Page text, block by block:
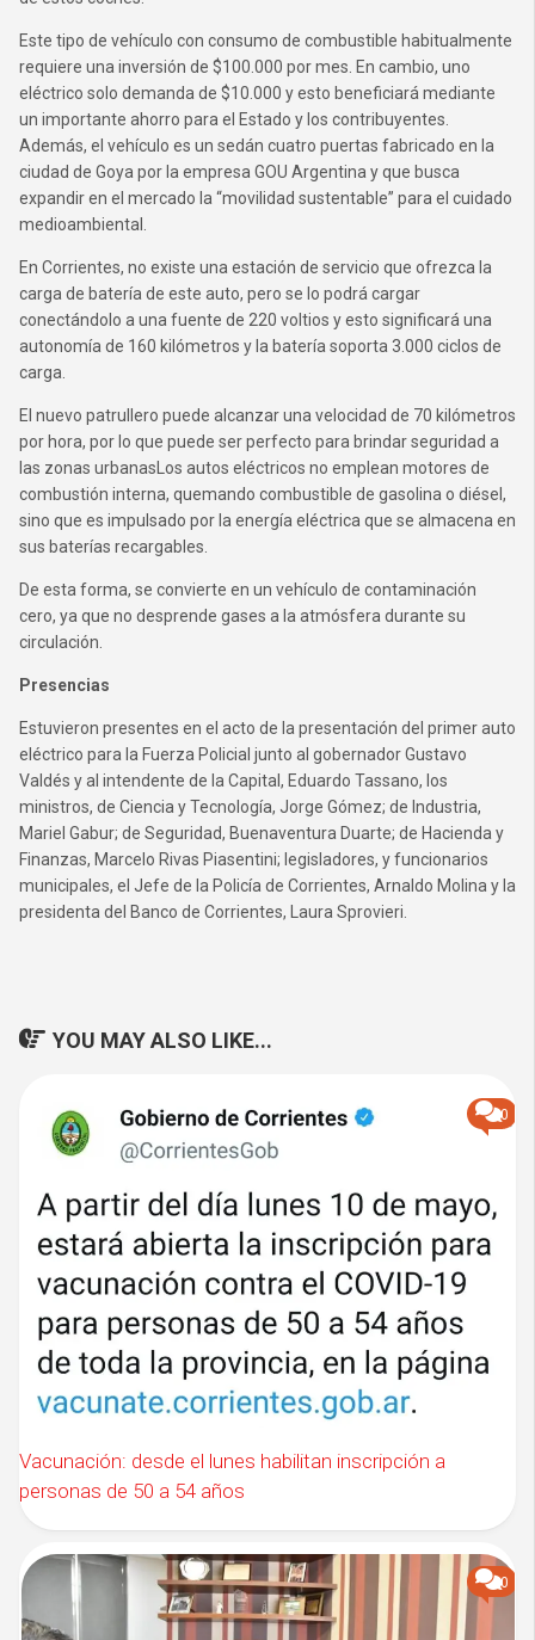
Este tipo de vehículo con consumo de combustible habitualmente
requiere una inversión de $100.000 por mes. En cambio, uno
eléctrico solo demanda de $10.000 y esto beneficiará mediante
un importante ahorro para el Estado y los contribuyentes.
Además, el vehículo es un sedán cuatro puertas fabricado en la
ciudad de Goya por la empresa GOU Argentina y que busca
expandir en el mercado la “movilidad sustentable” para el cuidado
medioambiental.
En Corrientes, no existe una estación de servicio que ofrezca la
carga de batería de este auto, pero se lo podrá cargar
conectándolo a una fuente de 220 voltios y esto significará una
autonomía de 160 kilómetros y la batería soporta 3.000 ciclos de
carga.
El nuevo patrullero puede alcanzar una velocidad de 70 kilómetros
por hora, por lo que puede ser perfecto para brindar seguridad a
las zonas urbanasLos autos eléctricos no emplean motores de
combustión interna, quemando combustible de gasolina o diésel,
sino que es impulsado por la energía eléctrica que se almacena en
sus baterías recargables.
De esta forma, se convierte en un vehículo de contaminación
cero, ya que no desprende gases a la atmósfera durante su
circulación.
Presencias
Estuvieron presentes en el acto de la presentación del primer auto
eléctrico para la Fuerza Policial junto al gobernador Gustavo
Valdés y al intendente de la Capital, Eduardo Tassano, los
ministros, de Ciencia y Tecnología, Jorge Gómez; de Industria,
Mariel Gabur; de Seguridad, Buenaventura Duarte; de Hacienda y
Finanzas, Marcelo Rivas Piasentini; legisladores, y funcionarios
municipales, el Jefe de la Policía de Corrientes, Arnaldo Molina y la
presidenta del Banco de Corrientes, Laura Sprovieri.
YOU MAY ALSO LIKE...
0
Vacunación: desde el lunes habilitan inscripción a
personas de 50 a 54 años
0